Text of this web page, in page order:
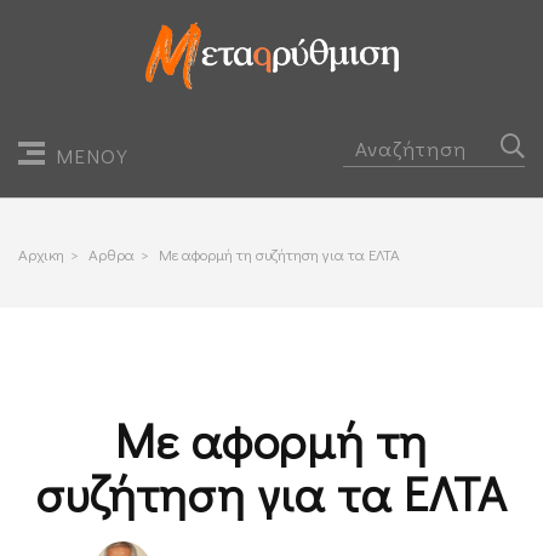
ΜΕΝΟΥ
Αρχικη > Αρθρα > Με αφορμή τη συζήτηση για τα ΕΛΤΑ
Με αφορμή τη
συζήτηση για τα ΕΛΤΑ